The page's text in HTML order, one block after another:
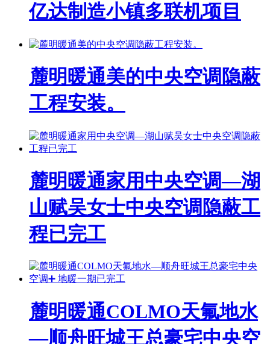
亿达制造小镇多联机项目
麓明暖通美的中央空调隐蔽
工程安装。
麓明暖通家用中央空调—湖
山赋吴女士中央空调隐蔽工
程已完工
麓明暖通COLMO天氟地水
—顺舟旺城王总豪宅中央空